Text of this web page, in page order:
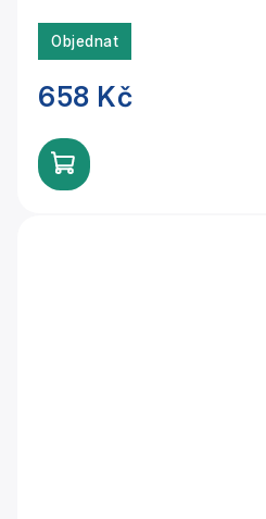
Objednat
658 Kč